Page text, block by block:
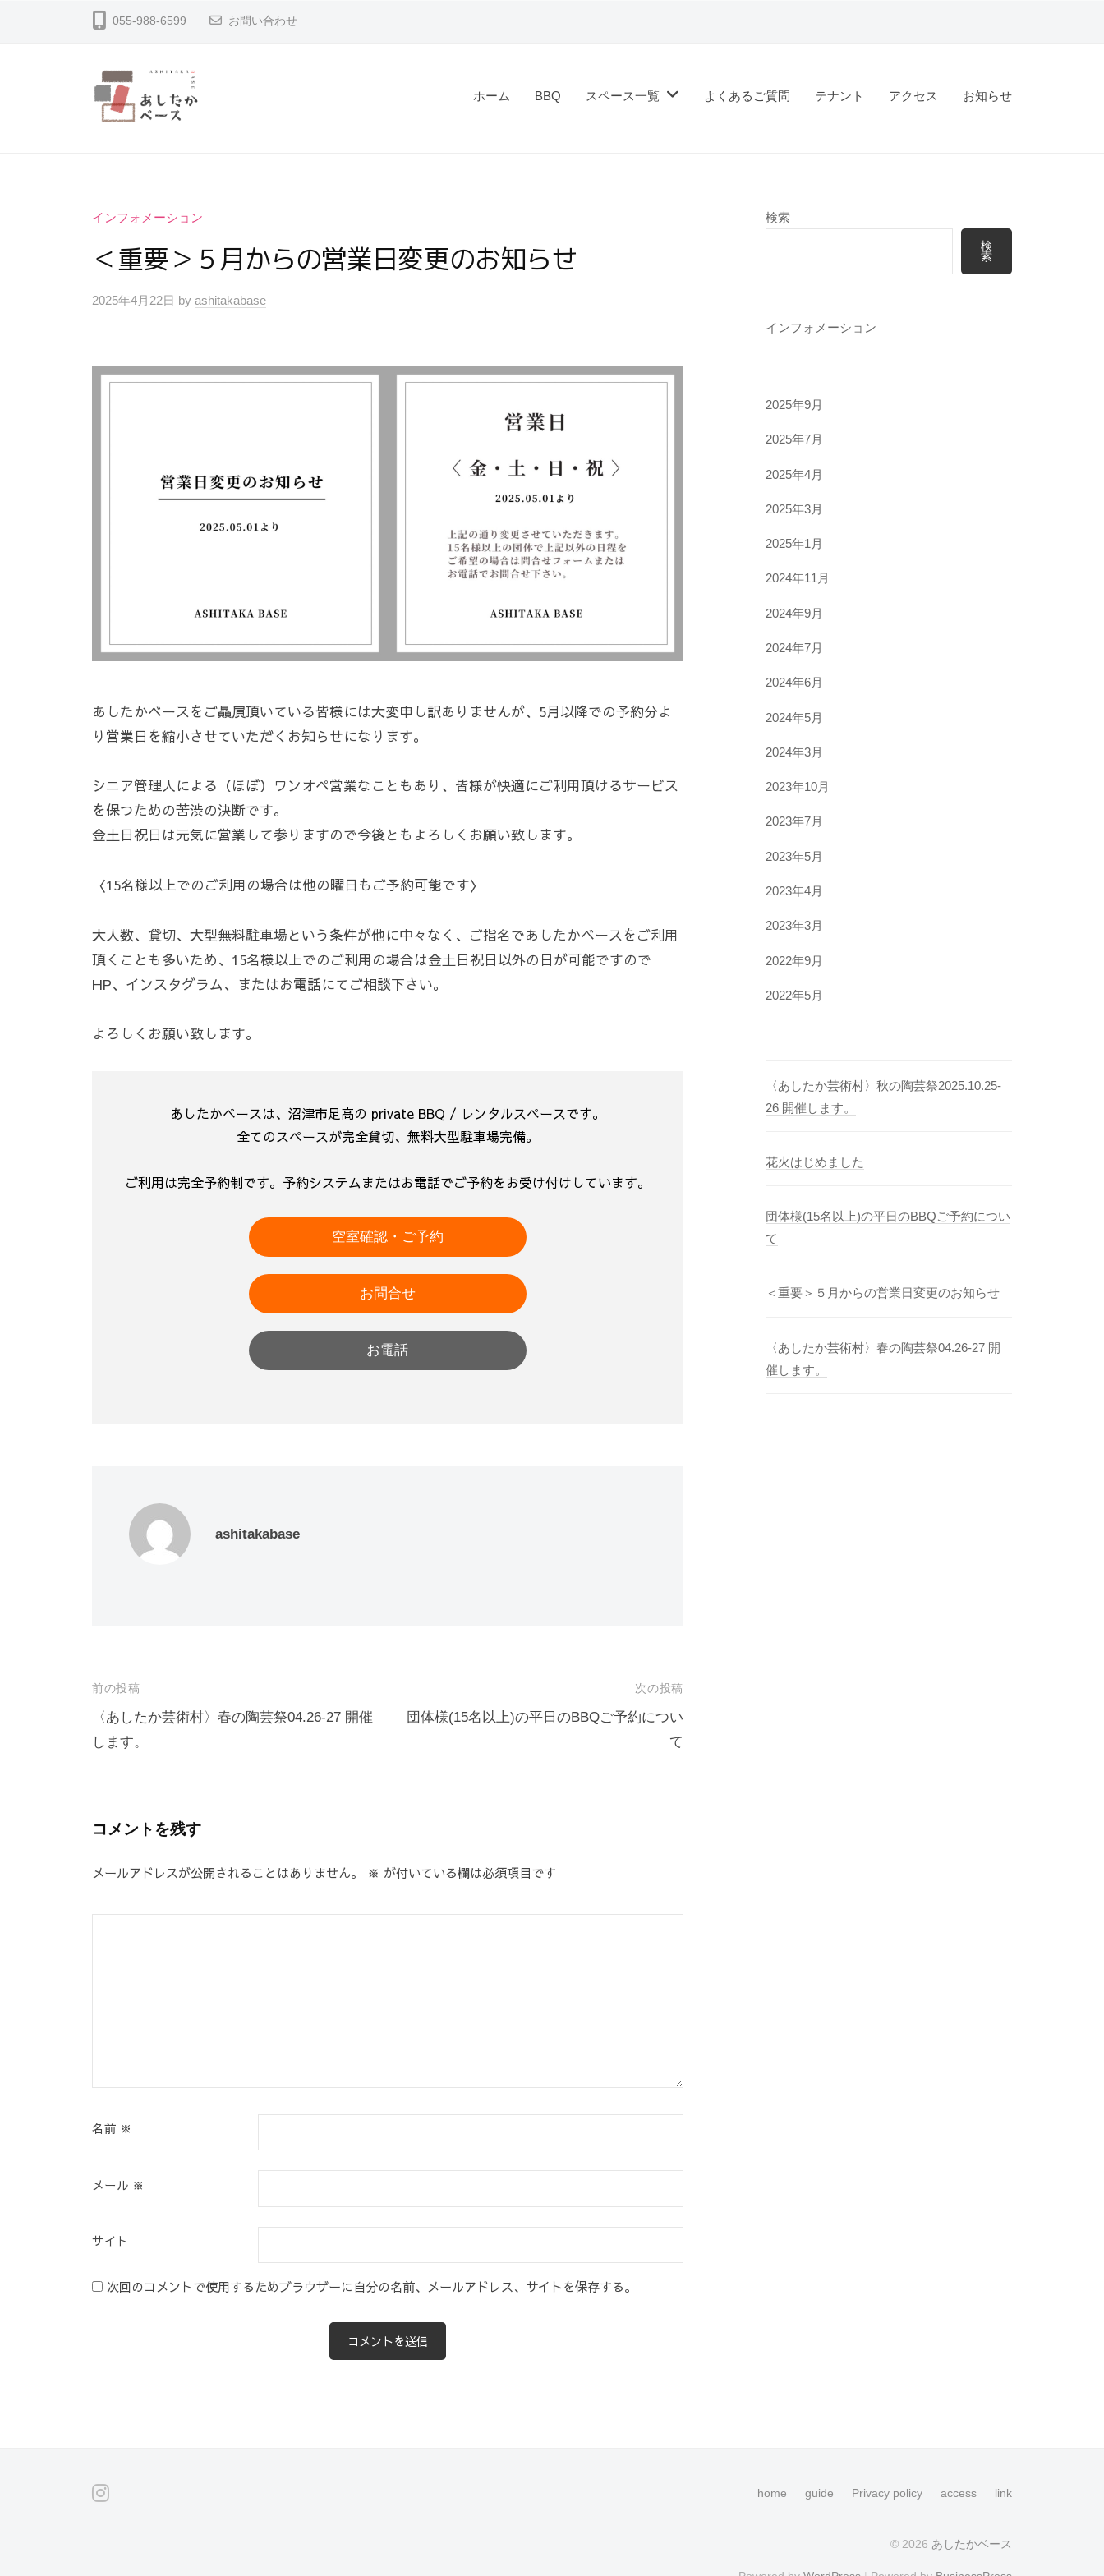
055-988-6599 お問い合わせ
か
ー
ス
の
ン
ス
ホーム BBQ スペース一覧 よくあるご質問 テナント アクセス お知らせ
インフォメーション
＜重要＞５月からの営業日変更のお知らせ
2025年4月22日 by ashitakabase
の
あしたかベースをご贔屓頂いている皆様には大変申し訳ありませんが、5月以降での予約分よ
り営業日を縮小させていただくお知らせになります。
シニア管理人による（ほぼ）ワンオペ営業なこともあり、皆様が快適にご利用頂けるサービス
を保つための苦渋の決断です。
金土日祝日は元気に営業して参りますので今後ともよろしくお願い致します。
〈15名様以上でのご利用の場合は他の曜日もご予約可能です〉
大人数、貸切、大型無料駐車場という条件が他に中々なく、ご指名であしたかベースをご利用
頂くことも多いため、15名様以上でのご利用の場合は金土日祝日以外の日が可能ですので
HP、インスタグラム、またはお電話にてご相談下さい。
よろしくお願い致します。
あしたかベースは、沼津市足高の private BBQ / レンタルスペースです。
全てのスペースが完全貸切、無料大型駐車場完備。
ご利用は完全予約制です。予約システムまたはお電話でご予約をお受け付けしています。
空室確認・ご予約
お問合せ
お電話
ashitakabase
投
稿
ナ
ー
ョ
ン
前の投稿
〈あしたか芸術村〉春の陶芸祭04.26-27 開催
します。
次の投稿
団体様(15名以上)の平日のBBQご予約につい
て
コメントを残す
メールアドレスが公開されることはありません。 ※ が付いている欄は必須項目です
名前 ※
メール ※
サイト
次回のコメントで使用するためブラウザーに自分の名前、メールアドレス、サイトを保存する。
検索
検
索
インフォメーション
2025年9月
2025年7月
2025年4月
2025年3月
2025年1月
2024年11月
2024年9月
2024年7月
2024年6月
2024年5月
2024年3月
2023年10月
2023年7月
2023年5月
2023年4月
2023年3月
2022年9月
2022年5月
〈あしたか芸術村〉秋の陶芸祭2025.10.25-
26 開催します。
花火はじめました
団体様(15名以上)の平日のBBQご予約につい
て
＜重要＞５月からの営業日変更のお知らせ
〈あしたか芸術村〉春の陶芸祭04.26-27 開
催します。
home guide Privacy policy access link
Instagram
© 2026 あしたかベース
し
か
ベ
ー